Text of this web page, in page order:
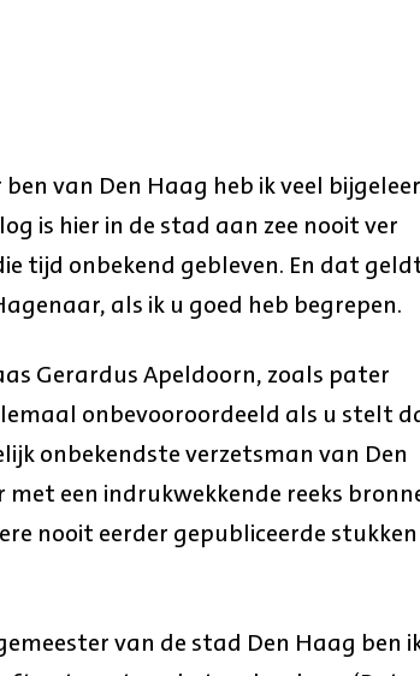
van Den Haag heb ik veel
is hier in de stad aan zee nooit ver
tijd onbekend gebleven. En dat
als ik u goed heb begrepen.
Gerardus Apeldoorn, zoals pater
onbevooroordeeld als u stelt
onbekendste verzetsman van Den
een indrukwekkende reeks
nooit eerder gepubliceerde stukken
van de stad Den Haag ben